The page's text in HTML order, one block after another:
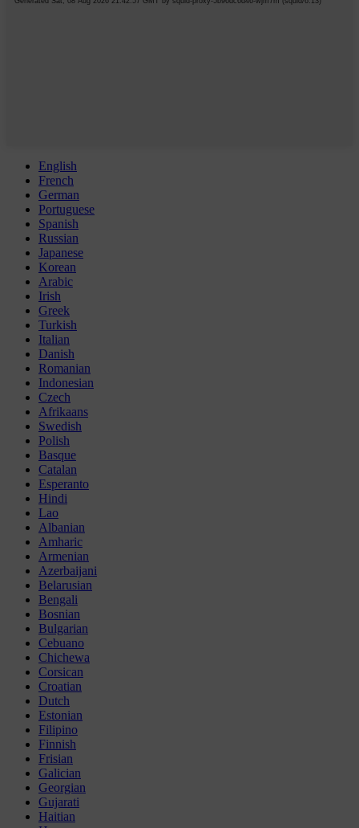
English
French
German
Portuguese
Spanish
Russian
Japanese
Korean
Arabic
Irish
Greek
Turkish
Italian
Danish
Romanian
Indonesian
Czech
Afrikaans
Swedish
Polish
Basque
Catalan
Esperanto
Hindi
Lao
Albanian
Amharic
Armenian
Azerbaijani
Belarusian
Bengali
Bosnian
Bulgarian
Cebuano
Chichewa
Corsican
Croatian
Dutch
Estonian
Filipino
Finnish
Frisian
Galician
Georgian
Gujarati
Haitian